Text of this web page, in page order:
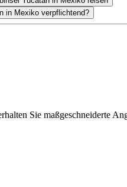
in Mexiko verpflichtend?
Sie maßgeschneiderte